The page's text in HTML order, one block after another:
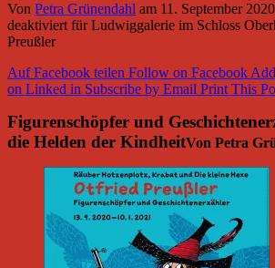
Von Petra Grünendahl am 11. September 2020
deaktiviertfür Ludwiggalerie im Schloss
Preußler
Auf Facebook teilen Follow on Facebook
on Linked in Subscribe by Email Print This
Figurenschöpfer und
die Helden der KindheitVon Petra